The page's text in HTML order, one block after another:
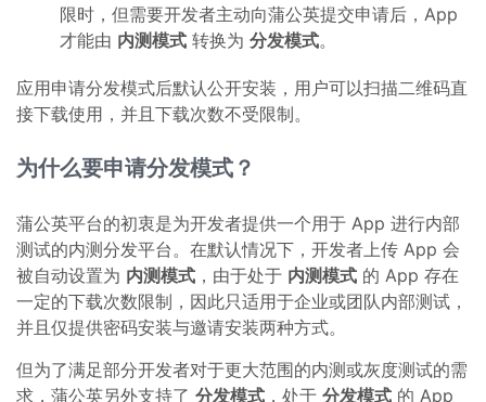
限时，但需要开发者主动向蒲公英提交申请后，App
才能由 内测模式 转换为 分发模式。
应用申请分发模式后默认公开安装，用户可以扫描二维码直
接下载使用，并且下载次数不受限制。
为什么要申请分发模式？
蒲公英平台的初衷是为开发者提供一个用于 App 进行内部
测试的内测分发平台。在默认情况下，开发者上传 App 会
被自动设置为 内测模式 ，由于处于 内测模式 的 App 存在
一定的下载次数限制，因此只适用于企业或团队内部测试，
并且仅提供密码安装与邀请安装两种方式。
但为了满足部分开发者对于更大范围的内测或灰度测试的需
求，蒲公英另外支持了 分发模式 ，处于 分发模式 的 App